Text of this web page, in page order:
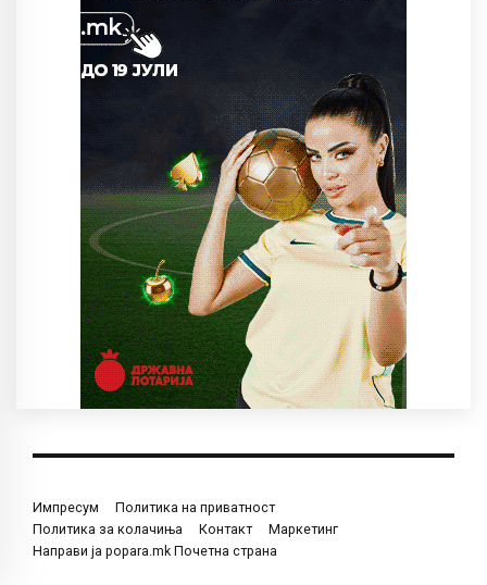
Импресум
Политика на приватност
Политика за колачиња
Контакт
Маркетинг
Направи ја popara.mk Почетна страна